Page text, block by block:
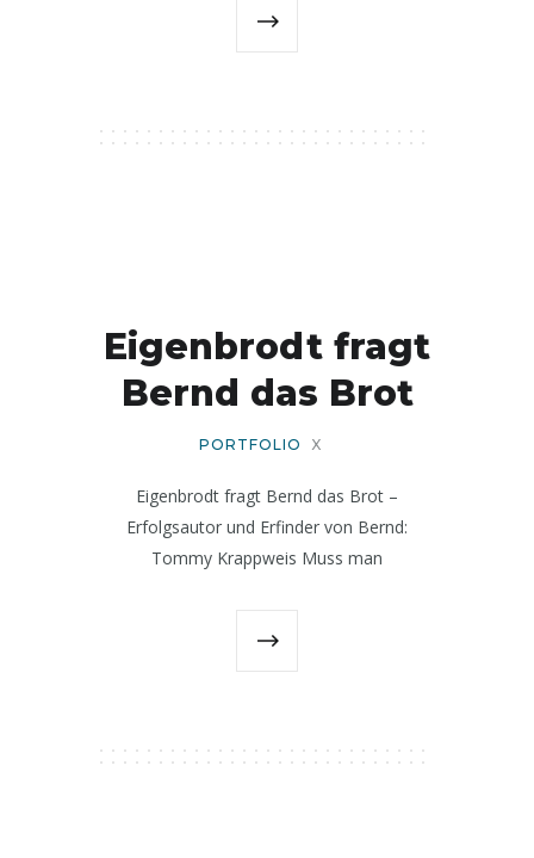
Eigenbrodt fragt
Bernd das Brot
PORTFOLIO X
Eigenbrodt fragt Bernd das Brot –
Erfolgsautor und Erfinder von Bernd:
Tommy Krappweis Muss man